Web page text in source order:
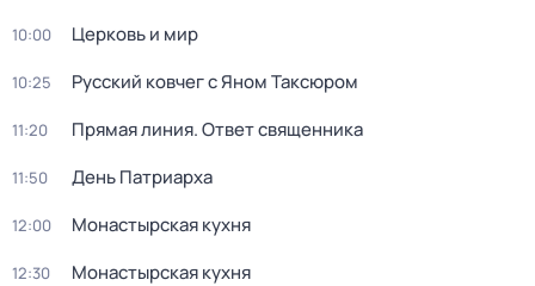
10:00 Церковь и мир
10:25 Русский ковчег с Яном Таксюром
11:20 Прямая линия. Ответ священника
11:50 День Патриарха
12:00 Монастырская кухня
12:30 Монастырская кухня